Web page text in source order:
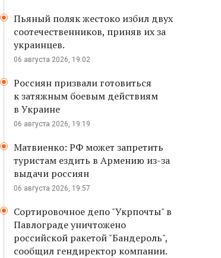
Пьяный поляк жестоко избил двух
соотечественников, приняв их за
украинцев.
06 августа 2026, 19:02
Россиян призвали готовиться
к затяжным боевым действиям
в Украине
06 августа 2026, 19:19
Матвиенко: РФ может запретить
туристам ездить в Армению из-за
выдачи россиян
06 августа 2026, 19:57
Сортировочное депо "Укрпочты" в
Павлограде уничтожено
российской ракетой "Бандероль",
сообщил гендиректор компании.